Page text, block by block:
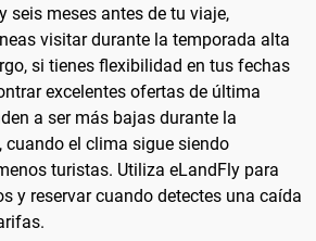
seis meses antes de tu viaje,
visitar durante la temporada alta
si tienes flexibilidad en tus fechas
excelentes ofertas de última
a ser más bajas durante la
cuando el clima sigue siendo
turistas. Utiliza eLandFly para
y reservar cuando detectes una caída